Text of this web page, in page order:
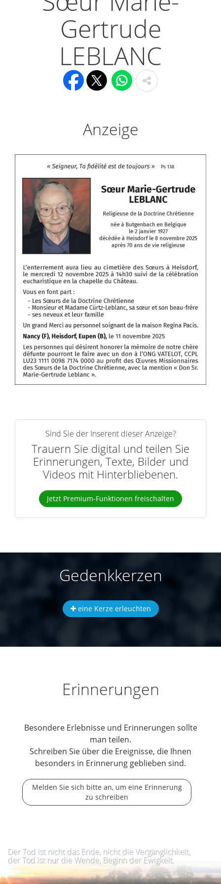
Gertrude
LEBLANC
Anzeige
Sind Sie der Inserent dieser Anzeige?
Trauern Sie digital und teilen Sie
Erinnerungen, Texte, Bilder und
Videos mit Hinterbliebenen.
Jetzt Premium-Funktionen freischalten
Gedenkkerzen
eine Kerze erleuchten
Erinnerungen
Besondere Erlebnisse und Erinnerungen sollte
man teilen.
Schreiben Sie über die Ereignisse, die Ihnen
besonders in Erinnerung geblieben sind.
Melden Sie sich bitte an, um eine Erinnerung
zu schreiben
Der Tod ist nicht das Ende, nicht die Vergänglichkeit,
der Tod ist nur die Wende, Beginn der Ewigkeit.